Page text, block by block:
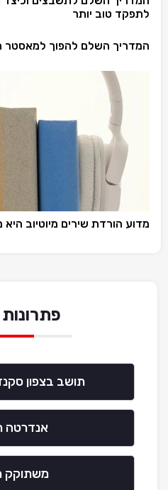
לתפקד טוב יותר
המדריך השלם להפוך למאסטר
מדוע הורדת שירים מיוטיוב
תושב בצפון
אנדרטה
משתוקק